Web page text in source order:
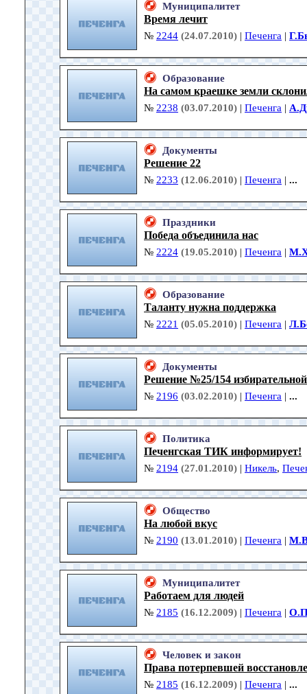
Муниципалитет
Время лечит
№ 2244 (24.07.2010) | Печенга |
Образование
На самом краешке земли
№ 2238 (03.07.2010) | Печенга |
Документы
Решение 22
№ 2233 (12.06.2010) | Печенга | ...
Праздники
Победа объединила нас
№ 2224 (19.05.2010) | Печенга |
Образование
Таланту нужна поддержка
№ 2221 (05.05.2010) | Печенга |
Документы
Решение №25/154
№ 2196 (03.02.2010) | Печенга | ...
Политика
Печенгская ТИК информирует!
№ 2194 (27.01.2010) | Никель,
Общество
На любой вкус
№ 2190 (13.01.2010) | Печенга |
Муниципалитет
Работаем для людей
№ 2185 (16.12.2009) | Печенга |
Человек и закон
Права потерпевшей
№ 2185 (16.12.2009) | Печенга | ...